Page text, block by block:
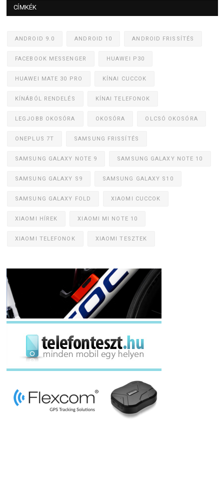
CÍMKÉK
ANDROID 9.0 ANDROID 10 ANDROID FRISSÍTÉS
FACEBOOK MESSENGER HUAWEI P30
HUAWEI MATE 30 PRO KÍNAI CUCCOK
KÍNÁBÓL RENDELÉS KÍNAI TELEFONOK
LEGJOBB OKOSÓRA OKOSÓRA OLCSÓ OKOSÓRA
ONEPLUS 7T SAMSUNG FRISSÍTÉS
SAMSUNG GALAXY NOTE 9 SAMSUNG GALAXY NOTE 10
SAMSUNG GALAXY S9 SAMSUNG GALAXY S10
SAMSUNG GALAXY FOLD XIAOMI CUCCOK
XIAOMI HÍREK XIAOMI MI NOTE 10
XIAOMI TELEFONOK XIAOMI TESZTEK